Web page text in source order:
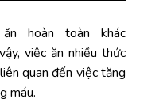
hoàn toàn khác
việc ăn nhiều thức
quan đến việc tăng
máu.